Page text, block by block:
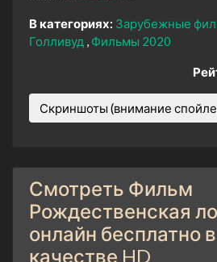
В категориях: Зарубежные
Голливуд
Фильмы 2020
Скриншоты (внимание
Смотреть Фильм
Рождественская
онлайн бесплатно
качестве HD